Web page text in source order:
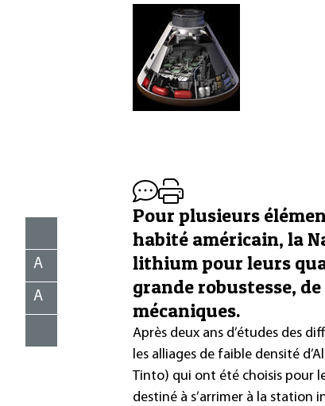
A
A
Pour plusieurs
habité américain, la
lithium pour leurs
grande robustesse,
mécaniques.
Après deux ans d’études des
les alliages de faible densité d’
Tinto) qui ont été choisis pour
destiné à s’arrimer à la station